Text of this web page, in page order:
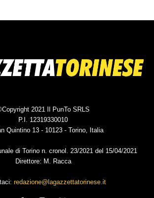
2021 Il PunTo SRLS
P.I. 12319330010
Quintino 13 - 10123 - Torino, Italia
di Torino n. cronol. 23/2021 del 15/04/2021
Direttore: M. Racca
redazione@lagazzettatorinese.it